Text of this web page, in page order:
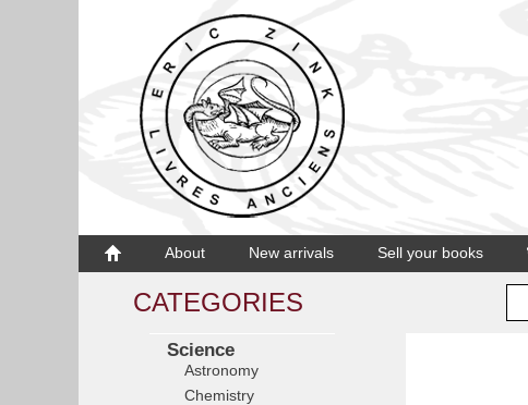
About New arrivals Sell your books
CATEGORIES
Science
Astronomy
Chemistry